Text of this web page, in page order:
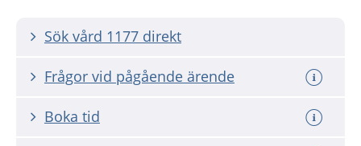
Sök vård 1177 direkt
Frågor vid pågående ärende
Boka tid